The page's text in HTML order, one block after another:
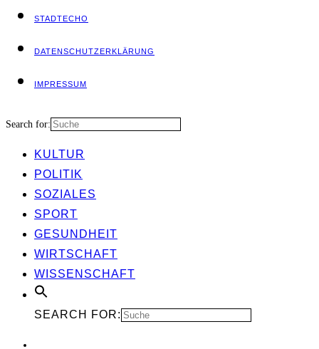
STADT­ECHO
DATEN­SCHUTZ­ER­KLÄ­RUNG
IMPRES­SUM
Search for:
KUL­TUR
POLI­TIK
SOZIA­LES
SPORT
GESUND­HEIT
WIRT­SCHAFT
WIS­SEN­SCHAFT
SEARCH FOR: